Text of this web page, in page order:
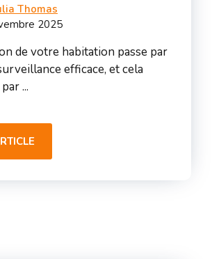
Thomas
2025
de votre habitation passe par
efficace, et cela
...